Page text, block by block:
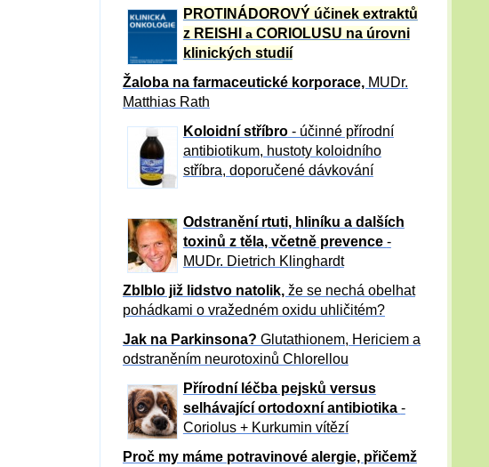
PROTINÁDOROVÝ účinek extraktů
z REISHI a CORIOLUSU na úrovni
klinických studií
Žaloba na farmaceutické korporace, MUDr.
Matthias Rath
Koloidní stříbro- účinné přírodní
antibiotikum, hustoty koloidního
stříbra, doporučené dávkování
Odstranění rtuti, hliníku a dalších
toxinů z těla, včetně prevence -
MUDr. Dietrich Klinghardt
Zblblo již lidstvo natolik, že se nechá obelhat
pohádkami o vražedném oxidu uhličitém?
Jak na Parkinsona? Glutathionem, Hericiem a
odstraněním neurotoxinů Chlorellou
Přírodní léčba pejsků versus
selhávající ortodoxní antibiotika -
Coriolus + Kurkumin vítězí
Proč my máme potravinové alergie, přičemž